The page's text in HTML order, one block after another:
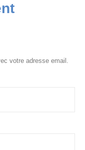
votre adresse email.